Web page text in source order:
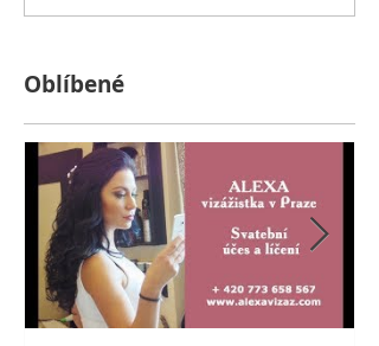
Оblíbené